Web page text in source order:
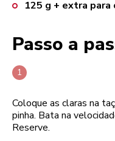
125 g + extra para
Passo a
Coloque as claras na
pinha. Bata na
Reserve.